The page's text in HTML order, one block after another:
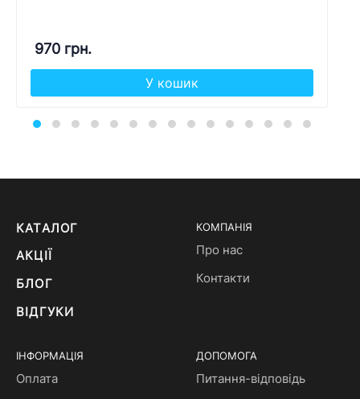
970 грн.
У кошик
КАТАЛОГ
АКЦІЇ
БЛОГ
ВІДГУКИ
КОМПАНІЯ
Про нас
Контакти
ІНФОРМАЦІЯ
Оплата
ДОПОМОГА
Питання-відповідь